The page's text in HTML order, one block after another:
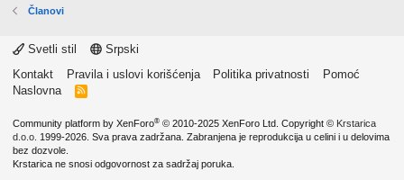
Članovi
Svetli stil
Srpski
Kontakt
Pravila i uslovi korišćenja Politika privatnosti
Pomoć
Naslovna
R
Community platform by XenForo® © 2010-2025 XenForo Ltd. Copyright © Krstarica
d.o.o. 1999-2026. Sva prava zadržana. Zabranjena je reprodukcija u celini i u delovima
bez dozvole.
Krstarica ne snosi odgovornost za sadržaj poruka.